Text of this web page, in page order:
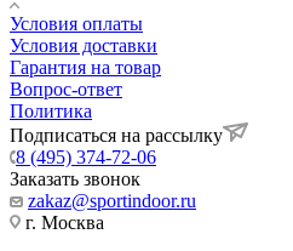
Условия оплаты
Условия доставки
Гарантия на товар
Вопрос-ответ
Политика
Подписаться на рассылку
8 (495) 374-72-06
Заказать звонок
zakaz@sportindoor.ru
г. Москва